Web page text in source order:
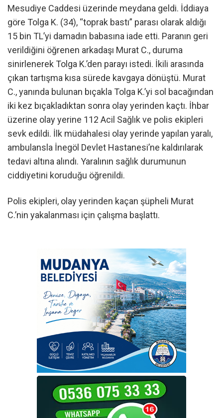
Mesudiye Caddesi üzerinde meydana geldi. İddiaya
göre Tolga K. (34), “toprak bastı” parası olarak aldığı
15 bin TL’yi damadın babasına iade etti. Paranın geri
verildiğini öğrenen arkadaşı Murat C., duruma
sinirlenerek Tolga K.’den parayı istedi. İkili arasında
çıkan tartışma kısa sürede kavgaya dönüştü. Murat
C., yanında bulunan bıçakla Tolga K.’yi sol bacağından
iki kez bıçakladıktan sonra olay yerinden kaçtı. İhbar
üzerine olay yerine 112 Acil Sağlık ve polis ekipleri
sevk edildi. İlk müdahalesi olay yerinde yapılan yaralı,
ambulansla İnegöl Devlet Hastanesi’ne kaldırılarak
tedavi altına alındı. Yaralının sağlık durumunun
ciddiyetini koruduğu öğrenildi.
Polis ekipleri, olay yerinden kaçan şüpheli Murat
C.’nin yakalanması için çalışma başlattı.